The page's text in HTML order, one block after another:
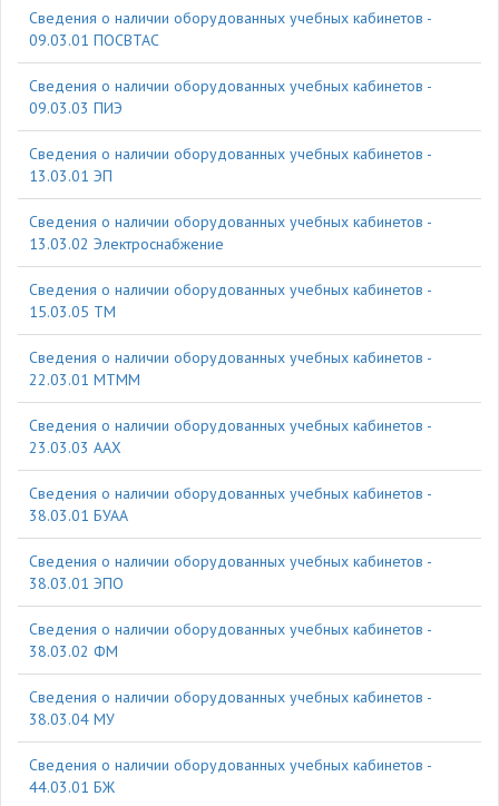
Cведения о наличии оборудованных учебных кабинетов -
09.03.01 ПОСВТАС
Cведения о наличии оборудованных учебных кабинетов -
09.03.03 ПИЭ
Cведения о наличии оборудованных учебных кабинетов -
13.03.01 ЭП
Cведения о наличии оборудованных учебных кабинетов -
13.03.02 Электроснабжение
Cведения о наличии оборудованных учебных кабинетов -
15.03.05 ТМ
Cведения о наличии оборудованных учебных кабинетов -
22.03.01 МТММ
Cведения о наличии оборудованных учебных кабинетов -
23.03.03 ААХ
Cведения о наличии оборудованных учебных кабинетов -
38.03.01 БУАА
Cведения о наличии оборудованных учебных кабинетов -
38.03.01 ЭПО
Cведения о наличии оборудованных учебных кабинетов -
38.03.02 ФМ
Cведения о наличии оборудованных учебных кабинетов -
38.03.04 МУ
Cведения о наличии оборудованных учебных кабинетов -
44.03.01 БЖ